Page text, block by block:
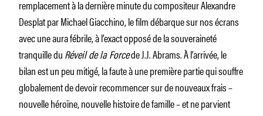
remplacement à la dernière minute du compositeur Alexandre
Desplat par Michael Giacchino, le film débarque sur nos écrans
avec une aura fébrile, à l’exact opposé de la souveraineté
tranquille duRéveil de la Forcede J.J. Abrams. À l’arrivée, le
bilan est un peu mitigé, la faute à une première partie qui souffre
globalement de devoir recommencer sur de nouveaux frais –
nouvelle héroïne, nouvelle histoire de famille – et ne parvient